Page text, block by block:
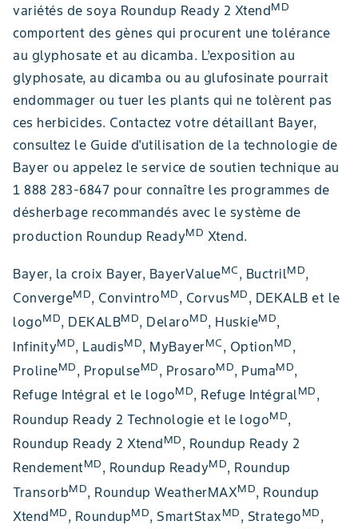
variétés de soya Roundup Ready 2 XtendMD
comportent des gènes qui procurent une tolérance
au glyphosate et au dicamba. L’exposition au
glyphosate, au dicamba ou au glufosinate pourrait
endommager ou tuer les plants qui ne tolèrent pas
ces herbicides. Contactez votre détaillant Bayer,
consultez le Guide d'utilisation de la technologie de
Bayer ou appelez le service de soutien technique au
1 888 283-6847 pour connaître les programmes de
désherbage recommandés avec le système de
production Roundup ReadyMD Xtend.
Bayer, la croix Bayer, BayerValueMC, BuctrilMD,
ConvergeMD, ConvintroMD, CorvusMD, DEKALB et le
logoMD, DEKALBMD, DelaroMD, HuskieMD,
InfinityMD, LaudisMD, MyBayerMC, OptionMD,
ProlineMD, PropulseMD, ProsaroMD, PumaMD,
Refuge Intégral et le logoMD, Refuge IntégralMD,
Roundup Ready 2 Technologie et le logoMD,
Roundup Ready 2 XtendMD, Roundup Ready 2
RendementMD, Roundup ReadyMD, Roundup
TransorbMD, Roundup WeatherMAXMD, Roundup
XtendMD, RoundupMD, SmartStaxMD, StrategoMD,